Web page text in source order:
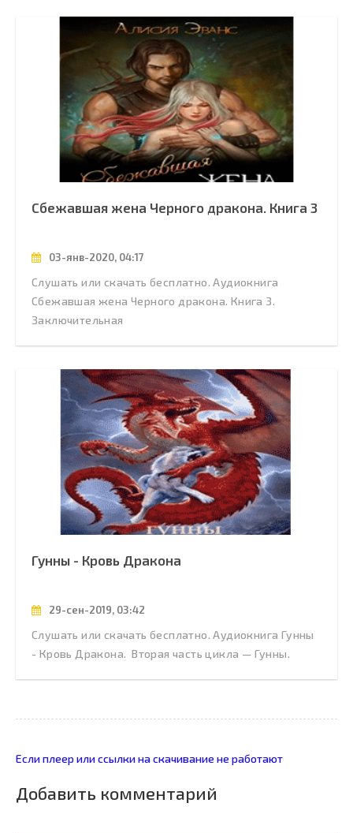
Сбежавшая жена Черного дракона. Книга 3
03-янв-2020, 04:17
Слушать или скачать бесплатно. Аудиокнига
Сбежавшая жена Черного дракона. Книга 3.
Заключительная
Гунны - Кровь Дракона
29-сен-2019, 03:42
Слушать или скачать бесплатно. Аудиокнига Гунны
- Кровь Дракона. Вторая часть цикла — Гунны.
Если плеер или ссылки на скачивание не работают
Добавить комментарий